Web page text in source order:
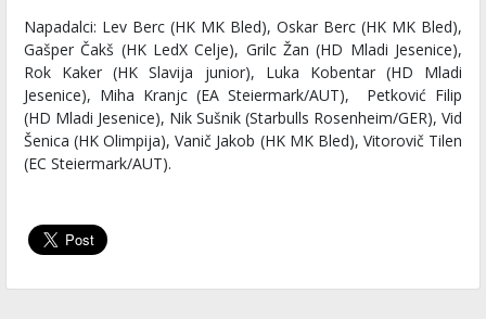
Napadalci: Lev Berc (HK MK Bled), Oskar Berc (HK MK Bled),
Gašper Čakš (HK LedX Celje), Grilc Žan (HD Mladi Jesenice),
Rok Kaker (HK Slavija junior), Luka Kobentar (HD Mladi
Jesenice), Miha Kranjc (EA Steiermark/AUT), Petković Filip
(HD Mladi Jesenice), Nik Sušnik (Starbulls Rosenheim/GER), Vid
Šenica (HK Olimpija), Vanič Jakob (HK MK Bled), Vitorovič Tilen
(EC Steiermark/AUT).